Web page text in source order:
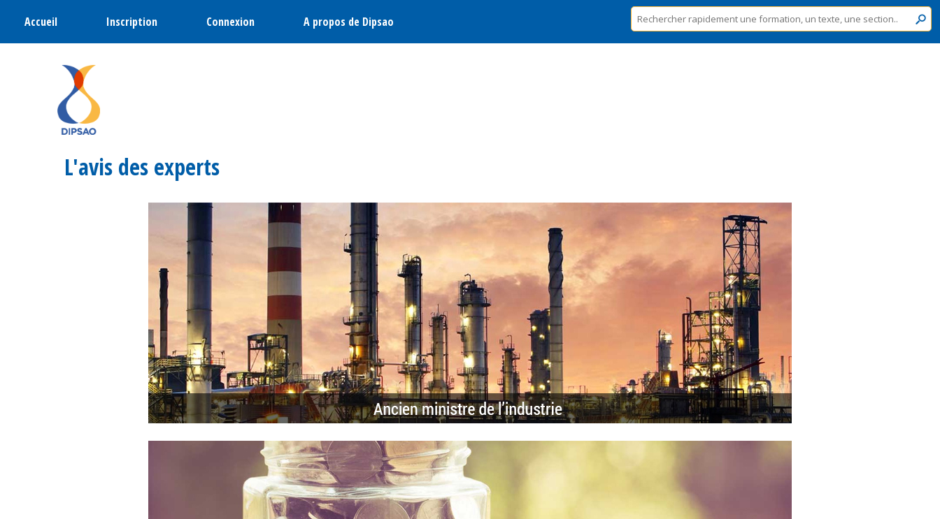
Accueil Inscription Connexion A propos de Dipsao
L'avis des experts
• Roger Fauroux, agrégé d'allemand, président d'honneur de Saint-Gobain, ancien ministre de l'Industrie :
• P. Moussa, ancien président de Paribas, fondateur du groupe Pallas :